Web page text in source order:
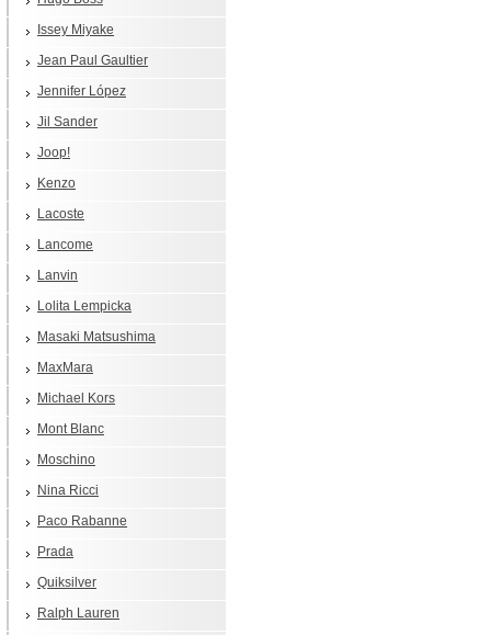
Issey Miyake
Jean Paul Gaultier
Jennifer López
Jil Sander
Joop!
Kenzo
Lacoste
Lancome
Lanvin
Lolita Lempicka
Masaki Matsushima
MaxMara
Michael Kors
Mont Blanc
Moschino
Nina Ricci
Paco Rabanne
Prada
Quiksilver
Ralph Lauren